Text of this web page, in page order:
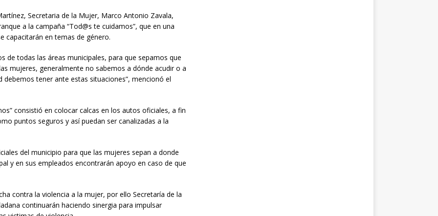
Secretaria de la Mujer, Marco Antonio Zavala,
a la campaña “Tod@s te cuidamos”, que en una
capacitarán en temas de género.
de todas las áreas municipales, para que sepamos que
mujeres, generalmente no sabemos a dónde acudir o a
tener ante estas situaciones”, mencionó el
consistió en colocar calcas en los autos oficiales, a fin
puntos seguros y así puedan ser canalizadas a la
del municipio para que las mujeres sepan a donde
y en sus empleados encontrarán apoyo en caso de que
contra la violencia a la mujer, por ello Secretaría de la
continuarán haciendo sinergia para impulsar